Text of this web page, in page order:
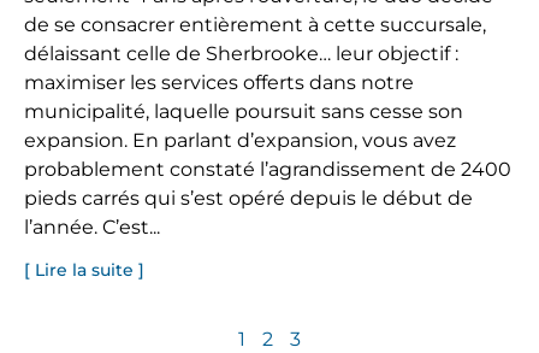
de se consacrer entièrement à cette succursale,
délaissant celle de Sherbrooke… leur objectif :
maximiser les services offerts dans notre
municipalité, laquelle poursuit sans cesse son
expansion. En parlant d’expansion, vous avez
probablement constaté l’agrandissement de 2400
pieds carrés qui s’est opéré depuis le début de
l’année. C’est...
[ Lire la suite ]
1 2 3